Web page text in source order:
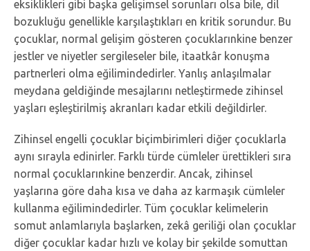
eksiklikleri gibi başka gelişimsel sorunları olsa bile, dil
bozukluğu genellikle karşılaştıkları en kritik sorundur. Bu
çocuklar, normal gelişim gösteren çocuklarınkine benzer
jestler ve niyetler sergileseler bile, itaatkâr konuşma
partnerleri olma eğilimindedirler. Yanlış anlaşılmalar
meydana geldiğinde mesajlarını netleştirmede zihinsel
yaşları eşleştirilmiş akranları kadar etkili değildirler.
Zihinsel engelli çocuklar biçimbirimleri diğer çocuklarla
aynı sırayla edinirler. Farklı türde cümleler ürettikleri sıra
normal çocuklarınkine benzerdir. Ancak, zihinsel
yaşlarına göre daha kısa ve daha az karmaşık cümleler
kullanma eğilimindedirler. Tüm çocuklar kelimelerin
somut anlamlarıyla başlarken, zekâ geriliği olan çocuklar
diğer çocuklar kadar hızlı ve kolay bir şekilde somuttan